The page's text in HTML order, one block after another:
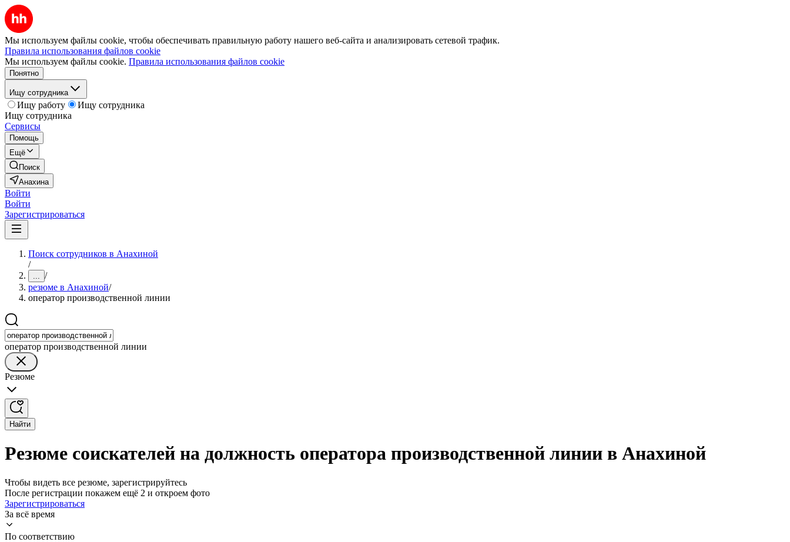
Мы используем файлы cookie, чтобы обеспечивать правильную работу нашего веб-сайта и анализировать сетевой трафик.
Правила использования файлов cookie
Мы используем файлы cookie. Правила использования файлов cookie
Понятно
Ищу сотрудника
Ищу работу
Ищу сотрудника
Ищу сотрудника
Сервисы
Помощь
Ещё
Поиск
Анахина
Войти
Войти
Зарегистрироваться
Поиск сотрудников в Анахиной
/
... /
резюме в Анахиной/
оператор производственной линии
оператор производственной линии
Резюме
Найти
Резюме соискателей на должность оператора производственной линии в Анахиной
Чтобы видеть все резюме, зарегистрируйтесь
После регистрации покажем ещё 2 и откроем фото
Зарегистрироваться
За всё время
По соответствию